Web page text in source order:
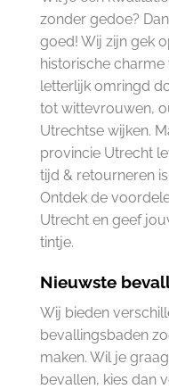
zonder gedoe?
goed! Wij zijn gek
historische
letterlijk omringd
tot wittevrouwen,
Utrechtse wijken.
provincie Utrecht
tijd & retourneren
Ontdek de
Utrecht en geef
tintje.
Nieuwste
Wij bieden
bevallingsbaden
maken. Wil je
bevallen, kies dan